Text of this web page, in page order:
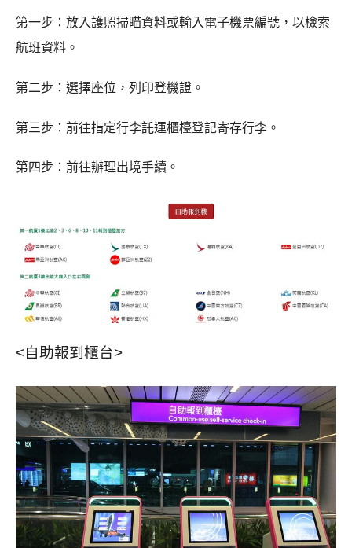
第一步：放入護照掃瞄資料或輸入電子機票編號，以檢索
航班資料。
第二步：選擇座位，列印登機證。
第三步：前往指定行李託運櫃檯登記寄存行李。
第四步：前往辦理出境手續。
<自助報到櫃台>